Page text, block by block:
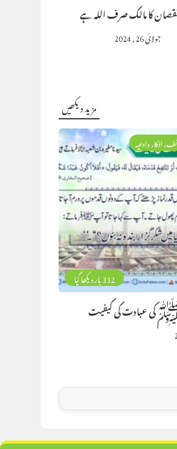
کا مالک صرف اللہ ہے
جولائی 26, 2024
مزید دیکھیں
332 بار دیکھا گیا
اذکار وادعیہ
ﷺ کی عبادت کی کیفیت